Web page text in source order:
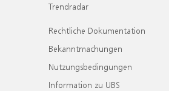
Trendradar
Rechtliche Dokumentation
Bekanntmachungen
Nutzungsbedingungen
Information zu UBS